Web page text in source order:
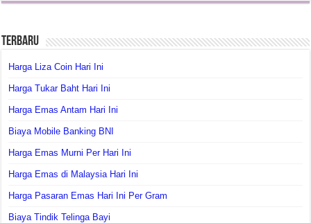
Terbaru
Harga Liza Coin Hari Ini
Harga Tukar Baht Hari Ini
Harga Emas Antam Hari Ini
Biaya Mobile Banking BNI
Harga Emas Murni Per Hari Ini
Harga Emas di Malaysia Hari Ini
Harga Pasaran Emas Hari Ini Per Gram
Biaya Tindik Telinga Bayi